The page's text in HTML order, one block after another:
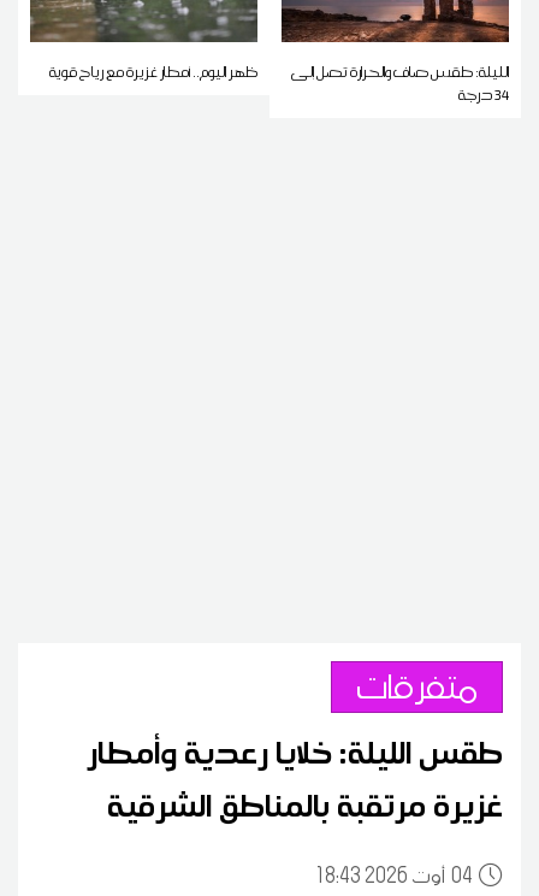
الليلة: طقس صاف والحرارة تصل إلى
34 درجة
ظهر اليوم.. أمطار غزيرة مع رياح قوية
متفرقات
طقس الليلة: خلايا رعدية وأمطار
غزيرة مرتقبة بالمناطق الشرقية
0418:43 2026 أوت